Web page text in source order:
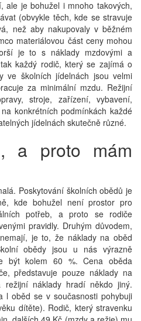
ale je bohužel i mnoho takových,
(obvykle těch, kde se stravuje
než aby nakupovaly v běžném
materiálovou část ceny mohou
je to s náklady mzdovými a
každý rodič, který se zajímá o
ve školních jídelnách jsou velmi
za minimální mzdu. Režijní
stroje, zařízení, vybavení,
konkrétních podmínkách každé
jídelnách skutečně různé.
a proto mám
Poskytování školních obědů je
kde bohužel není prostor pro
potřeb, a proto se rodiče
pravidly. Druhým důvodem,
je to, že náklady na oběd
obědy jsou u nás výrazně
být kolem 60 %. Cena oběda
představuje pouze náklady na
režijní náklady hradí někdo jiný.
l oběd se v současnosti pohybuji
dítěte). Rodič, který stravenku